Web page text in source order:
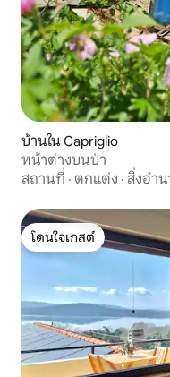
บ้านใน Capriglio
หน้าต่างบนป่า
สถานที่ · ตกแต่ง · สิ่งอำ
โดนใจเกสต์
โดนใจเกสต์